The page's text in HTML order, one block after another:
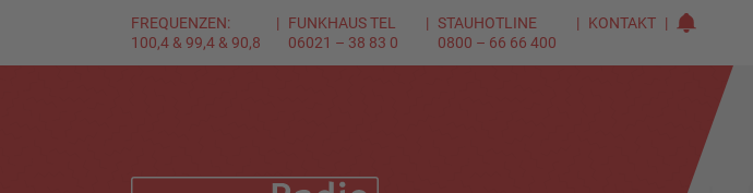
FREQUENZEN:
100,4 & 99,4 & 90,8
FUNKHAUS TEL
06021 – 38 83 0
STAUHOTLINE
0800 – 66 66 400
KONTAKT